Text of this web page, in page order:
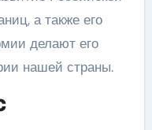
а также его
делают его
нашей страны.